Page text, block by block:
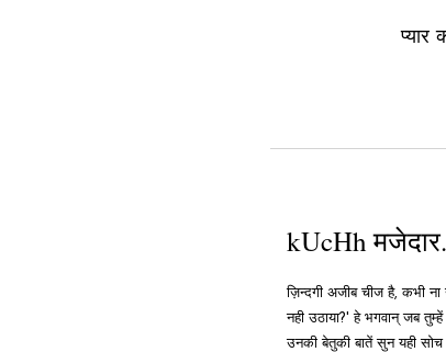
kUcHh
ज़िन्दगी अजीब चीज है, कभी
नही उठाया?' हे भगवान् जब
उनकी बेतुकी बातें सुन यही सोच